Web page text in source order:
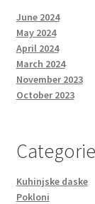
June 2024
May 2024
April 2024
March 2024
November 2023
October 2023
Kuhinjske daske
Pokloni